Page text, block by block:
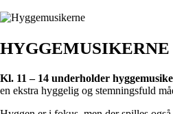
HYGGEMUSIKERNE
Kl. 11 – 14 underholder
en ekstra hyggelig og stemningsfuld